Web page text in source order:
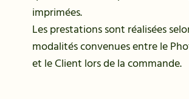
imprimées.
Les prestations sont réalisées
modalités convenues entre le
et le Client lors de la commande.